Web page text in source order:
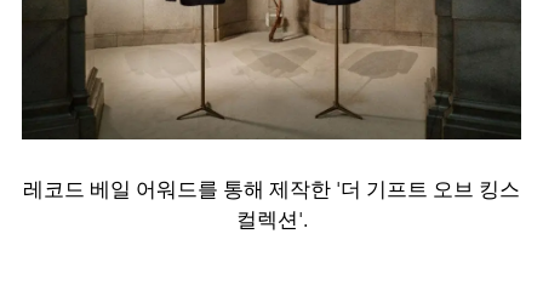
레코드 베일 어워드를 통해 제작한 '더 기프트 오브 킹스
컬렉션'.